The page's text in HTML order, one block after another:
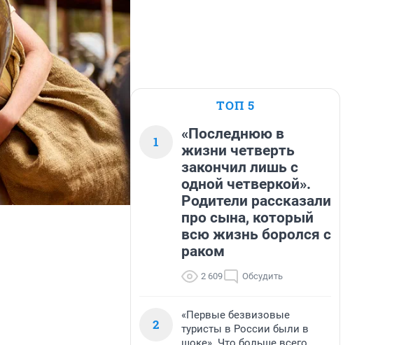
ТОП 5
1
«Последнюю в
жизни четверть
закончил лишь с
одной четверкой».
Родители рассказали
про сына, который
всю жизнь боролся с
раком
2 609 Обсудить
2
«Первые безвизовые
туристы в России были в